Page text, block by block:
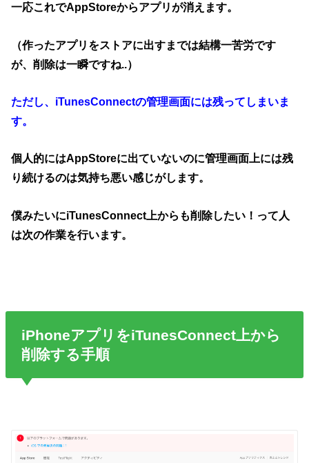
一応これでAppStoreからアプリが消えます。
（作ったアプリをストアに出すまでは結構一苦労です
が、削除は一瞬ですね..）
ただし、iTunesConnectの管理画面には残ってしまいま
す。
個人的にはAppStoreに出ていないのに管理画面上には残
り続けるのは気持ち悪い感じがします。
僕みたいにiTunesConnect上からも削除したい！って人
は次の作業を行います。
iPhoneアプリをiTunesConnect上から
削除する手順